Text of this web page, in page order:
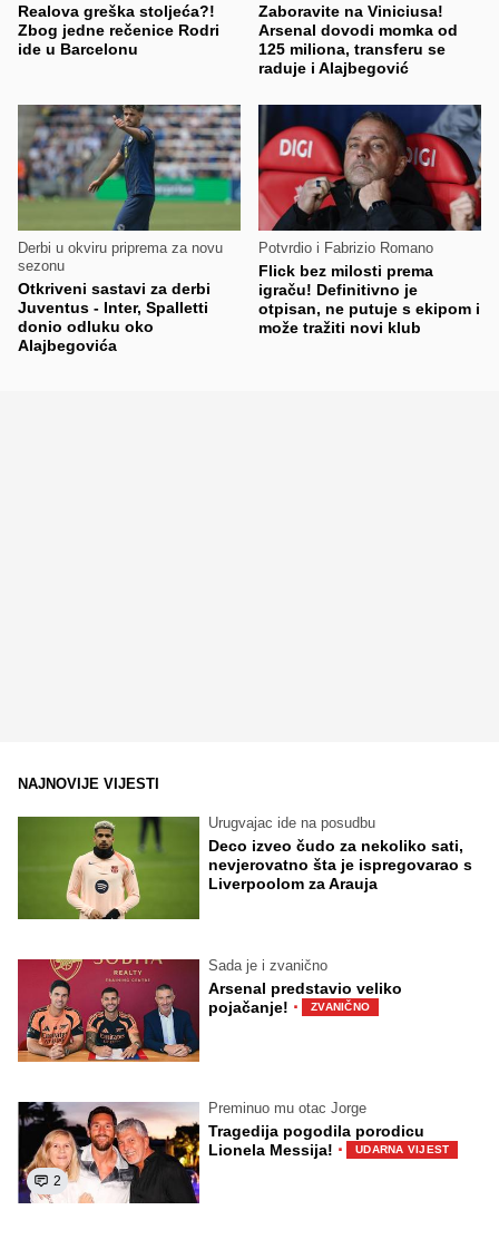
Realova greška stoljeća?!
Zbog jedne rečenice Rodri
ide u Barcelonu
Zaboravite na Viniciusa!
Arsenal dovodi momka od
125 miliona, transferu se
raduje i Alajbegović
Derbi u okviru priprema za novu
sezonu
Otkriveni sastavi za derbi
Juventus - Inter, Spalletti
donio odluku oko
Alajbegovića
Potvrdio i Fabrizio Romano
Flick bez milosti prema
igraču! Definitivno je
otpisan, ne putuje s ekipom i
može tražiti novi klub
NAJNOVIJE VIJESTI
Urugvajac ide na posudbu
Deco izveo čudo za nekoliko sati,
nevjerovatno šta je ispregovarao s
Liverpoolom za Arauja
Sada je i zvanično
Arsenal predstavio veliko
pojačanje! · ZVANIČNO
2
Preminuo mu otac Jorge
Tragedija pogodila porodicu
Lionela Messija! · UDARNA VIJEST